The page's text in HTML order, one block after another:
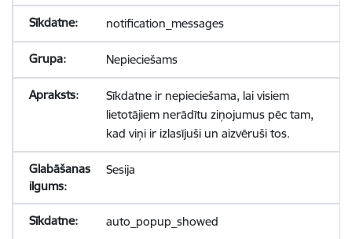
notification_messages
Nepieciešams
Sīkdatne ir nepieciešama, lai visiem
lietotājiem nerādītu ziņojumus pēc tam,
kad viņi ir izlasījuši un aizvēruši tos.
Sesija
auto_popup_showed